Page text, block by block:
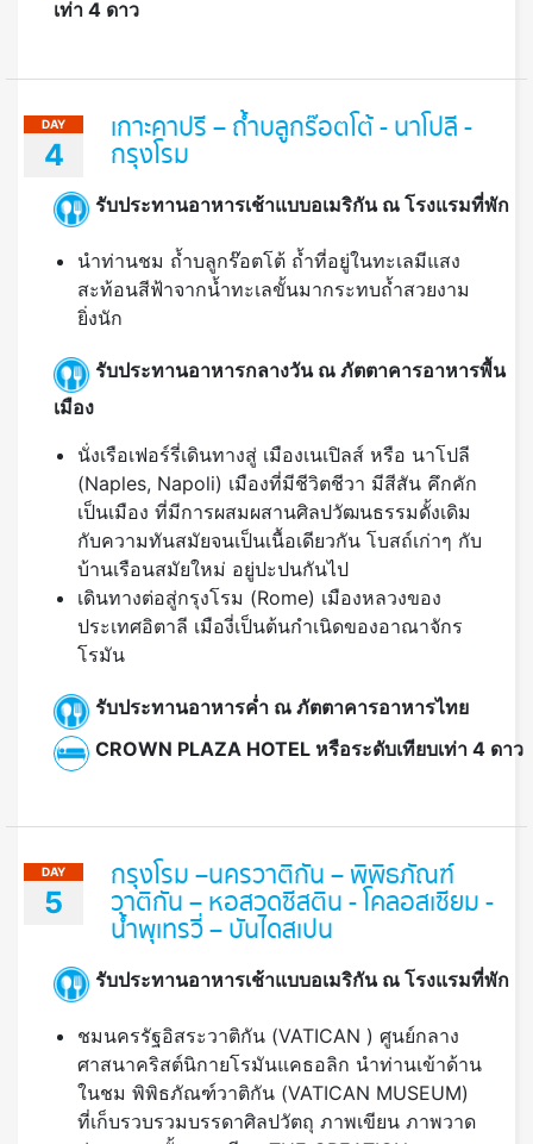
เท่า 4 ดาว
DAY
4
เกาะคาปรี – ถ้ำบลูกร๊อตโต้ - นาโปลี -
กรุงโรม
รับประทานอาหารเช้าแบบอเมริกัน ณ โรงแรมที่พัก
นำท่านชม ถ้ำบลูกร๊อตโต้ ถ้ำที่อยู่ในทะเลมีแสง
สะท้อนสีฟ้าจากน้ำทะเลขั้นมากระทบถ้ำสวยงาม
ยิ่งนัก
รับประทานอาหารกลางวัน ณ ภัตตาคารอาหารพื้น
เมือง
นั่งเรือเฟอร์รี่เดินทางสู่ เมืองเนเปิลส์ หรือ นาโปลี
(Naples, Napoli) เมืองที่มีชีวิตชีวา มีสีสัน คึกคัก
เป็นเมือง ที่มีการผสมผสานศิลปวัฒนธรรมดั้งเดิม
กับความทันสมัยจนเป็นเนื้อเดียวกัน โบสถ์เก่าๆ กับ
บ้านเรือนสมัยใหม่ อยู่ปะปนกันไป
เดินทางต่อสู่กรุงโรม (Rome) เมืองหลวงของ
ประเทศอิตาลี เมืองี่เป็นต้นกำเนิดของอาณาจักร
โรมัน
รับประทานอาหารค่ำ ณ ภัตตาคารอาหารไทย
CROWN PLAZA HOTEL หรือระดับเทียบเท่า 4 ดาว
DAY
5
กรุงโรม –นครวาติกัน – พิพิธภัณฑ์
วาติกัน – หอสวดซีสติน - โคลอสเซียม -
น้ำพุเทรวี่ – บันไดสเปน
รับประทานอาหารเช้าแบบอเมริกัน ณ โรงแรมที่พัก
ชมนครรัฐอิสระวาติกัน (VATICAN ) ศูนย์กลาง
ศาสนาคริสต์นิกายโรมันแคธอลิก นำท่านเข้าด้าน
ในชม พิพิธภัณฑ์วาติกัน (VATICAN MUSEUM)
ที่เก็บรวบรวมบรรดาศิลปวัตถุ ภาพเขียน ภาพวาด